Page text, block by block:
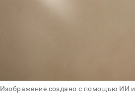
Изображение создано с помощью ИИ